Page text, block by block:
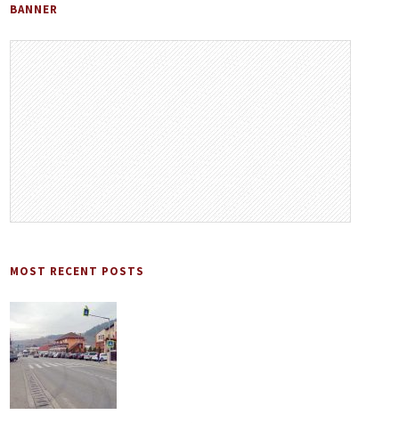
BANNER
MOST RECENT POSTS